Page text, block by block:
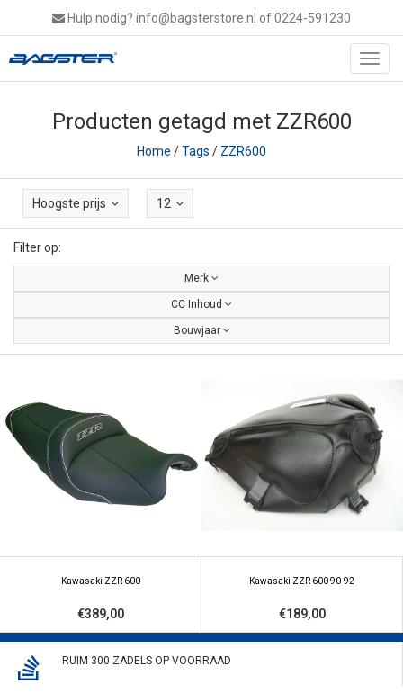
Hulp nodig? info@bagsterstore.nl of 0224-591230
Producten getagd met ZZR600
Home /Tags / ZZR600
Hoogste prijs 12
Filter op:
Merk
CC Inhoud
Bouwjaar
Kawasaki ZZR 600
€389,00
Kawasaki ZZR 600 90-92
€189,00
RUIM 300 ZADELS OP VOORRAAD